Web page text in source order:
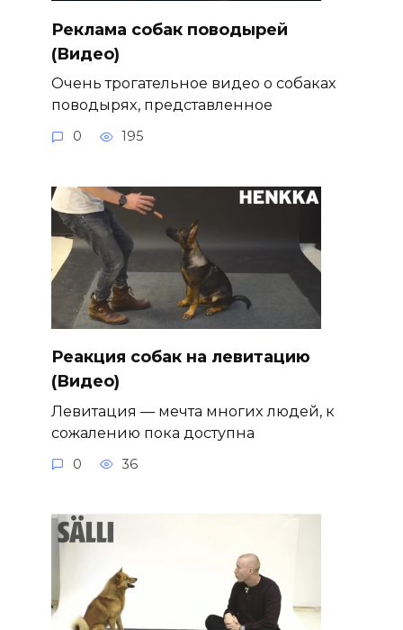
Реклама собак поводырей
(Видео)
Очень трогательное видео о собаках
поводырях, представленное
0 195
Реакция собак на левитацию
(Видео)
Левитация — мечта многих людей, к
сожалению пока доступна
0 36